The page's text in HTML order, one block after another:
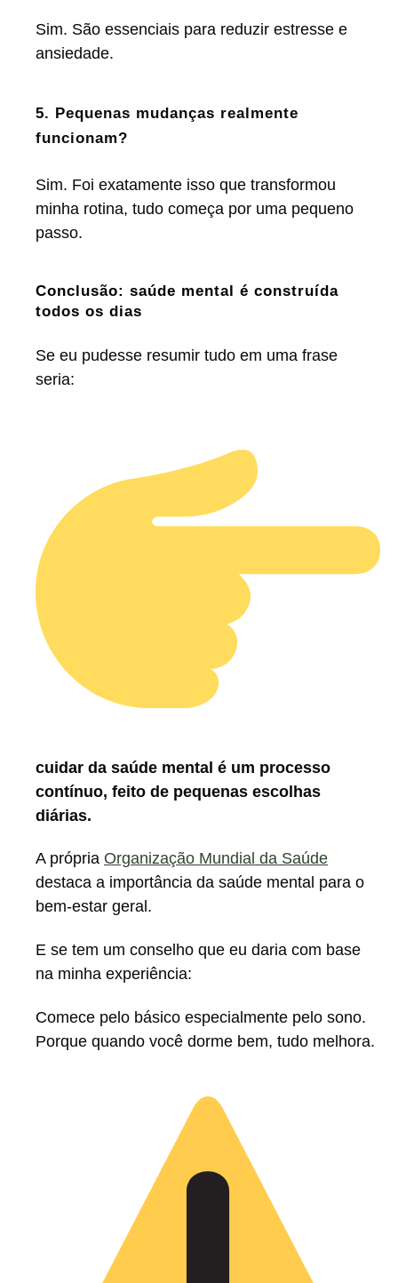
Sim. São essenciais para reduzir estresse e
ansiedade.
5. Pequenas mudanças realmente
funcionam?
Sim. Foi exatamente isso que transformou
minha rotina, tudo começa por uma pequeno
passo.
Conclusão: saúde mental é construída
todos os dias
Se eu pudesse resumir tudo em uma frase
seria:
cuidar da saúde mental é um processo
contínuo, feito de pequenas escolhas
diárias.
A própria Organização Mundial da Saúde
destaca a importância da saúde mental para o
bem-estar geral.
E se tem um conselho que eu daria com base
na minha experiência:
Comece pelo básico especialmente pelo sono.
Porque quando você dorme bem, tudo melhora.